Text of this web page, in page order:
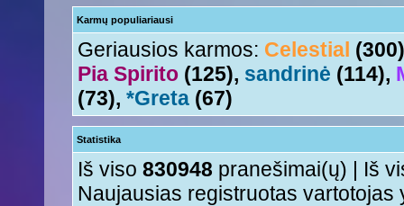
Karmų populiariausi
Geriausios karmos: Celestial
Pia Spirito (125), sandrinė (114),
(73), *Greta (67)
Statistika
Iš viso 830948 pranešimai(ų) | Iš
Naujausias registruotas vartotojas